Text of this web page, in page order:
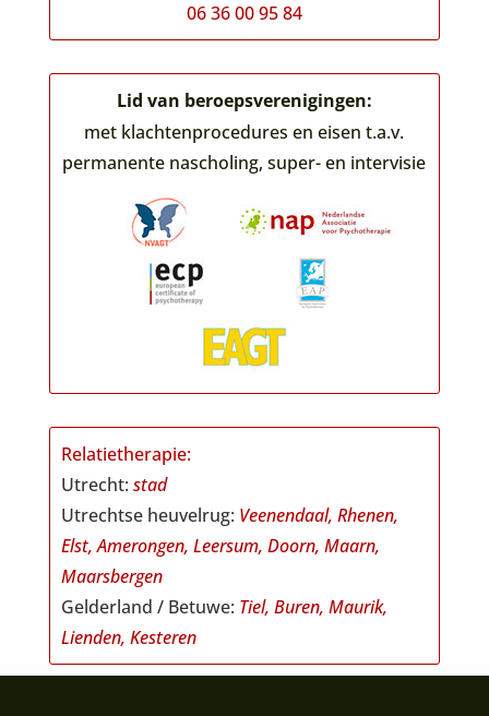
06 36 00 95 84
Lid van beroepsverenigingen:
met klachtenprocedures en eisen t.a.v.
permanente nascholing, super- en intervisie
Relatietherapie:
Utrecht: stad
Utrechtse heuvelrug: Veenendaal, Rhenen,
Elst, Amerongen, Leersum, Doorn, Maarn,
Maarsbergen
Gelderland / Betuwe: Tiel, Buren, Maurik,
Lienden, Kesteren